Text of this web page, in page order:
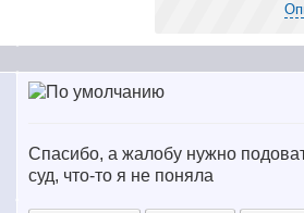
Спасибо, а жалобу нужно
суд, что-то я не поняла